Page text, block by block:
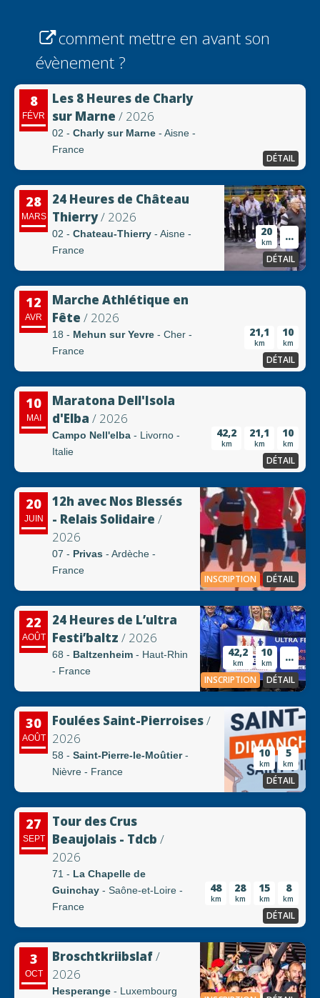
comment mettre en avant son
évènement ?
8
FÉVR
Les 8 Heures de Charly
sur Marne / 2026
02 - Charly sur Marne - Aisne -
France
DÉTAIL
28
MARS
24 Heures de Château
Thierry/ 2026
02 - Chateau-Thierry - Aisne -
France
20
km ...
DÉTAIL
12
AVR
Marche Athlétique en
Fête / 2026
18 - Mehun sur Yevre - Cher -
France
21,1
km
10
km
DÉTAIL
10
MAI
Maratona Dell'Isola
d'Elba / 2026
Campo Nell'elba - Livorno -
Italie
42,2
km
21,1
km
10
km
DÉTAIL
20
JUIN
12h avec Nos Blessés
- Relais Solidaire /
2026
07 - Privas - Ardèche -
France
INSCRIPTION DÉTAIL
22
AOÛT
24 Heures de L’ultra
Festi’baltz / 2026
68 - Baltzenheim - Haut-Rhin
- France
42,2
km
10
km ...
INSCRIPTION DÉTAIL
30
AOÛT
Foulées Saint-Pierroises/
2026
58 - Saint-Pierre-le-Moûtier-
Nièvre - France
10
km
5
km
DÉTAIL
27
SEPT
Tour des Crus
Beaujolais - Tdcb /
2026
71 - La Chapelle de
Guinchay - Saône-et-Loire -
France
48
km
28
km
15
km
8
km
DÉTAIL
3
OCT
Broschtkriibslaf/
2026
Hesperange - Luxembourg